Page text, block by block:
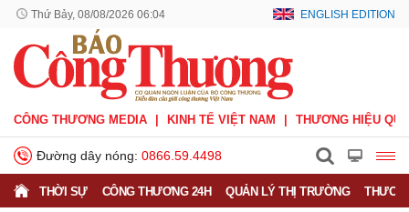
Thứ Bảy, 08/08/2026 06:04 ENGLISH EDITION
CÔNG THƯƠNG MEDIA KINH TẾ VIỆT NAM THƯƠNG HIỆU
Đường dây nóng: 0866.59.4498
THỜI SỰ CÔNG THƯƠNG 24H QUẢN LÝ THỊ TRƯỜNG